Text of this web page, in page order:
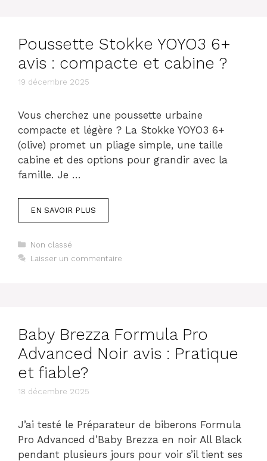
Poussette Stokke YOYO3 6+
avis : compacte et cabine ?
19 décembre 2025
Vous cherchez une poussette urbaine
compacte et légère ? La Stokke YOYO3 6+
(olive) promet un pliage simple, une taille
cabine et des options pour grandir avec la
famille. Je …
EN SAVOIR PLUS
Catégories
Non classé
Laisser un commentaire
Baby Brezza Formula Pro
Advanced Noir avis : Pratique
et fiable?
18 décembre 2025
J’ai testé le Préparateur de biberons Formula
Pro Advanced d’Baby Brezza en noir All Black
pendant plusieurs jours pour voir s’il tient ses